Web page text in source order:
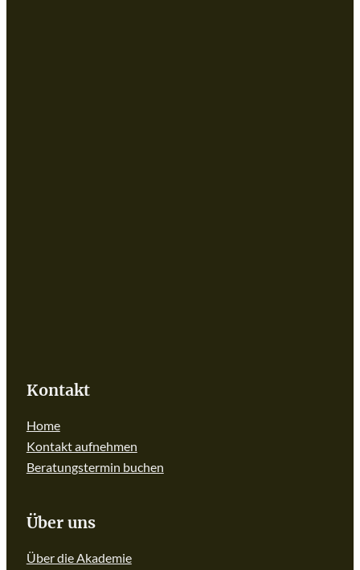
Kontakt
Home
Kontakt aufnehmen
Beratungstermin buchen
Über uns
Über die Akademie